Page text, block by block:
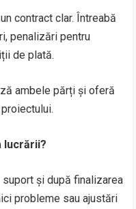
contract clar. Întreabă
penalizări pentru
de plată.
ambele părți și oferă
lucrării?
și după finalizarea
probleme sau ajustări